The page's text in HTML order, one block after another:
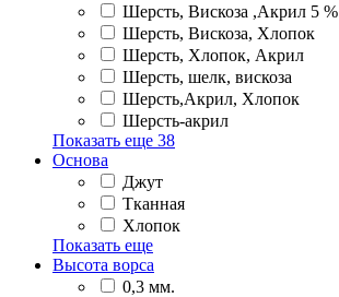
Шерсть, Вискоза ,Акрил 5 %
Шерсть, Вискоза, Хлопок
Шерсть, Хлопок, Акрил
Шерсть, шелк, вискоза
Шерсть,Акрил, Хлопок
Шерсть-акрил
Показать еще 38
Основа
Джут
Тканная
Хлопок
Показать еще
Высота ворса
0,3 мм.